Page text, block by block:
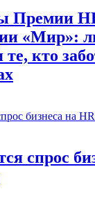
Премии
«Мир»:
те, кто
спрос